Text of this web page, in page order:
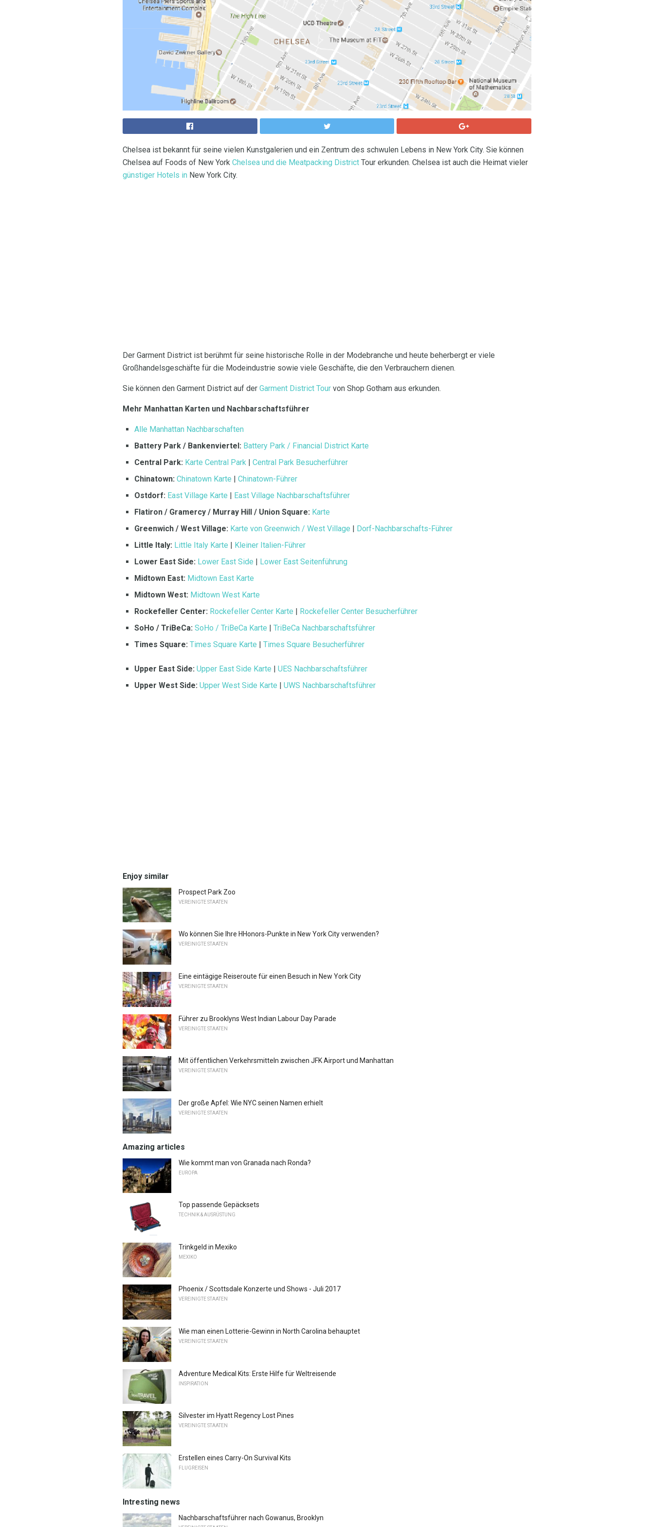
Chelsea ist bekannt für seine vielen Kunstgalerien und ein Zentrum des schwulen Lebens in New York City. Sie können
Chelsea auf Foods of New York Chelsea und die Meatpacking District Tour erkunden. Chelsea ist auch die Heimat vieler
günstiger Hotels in New York City.
Der Garment District ist berühmt für seine historische Rolle in der Modebranche und heute beherbergt er viele
Großhandelsgeschäfte für die Modeindustrie sowie viele Geschäfte, die den Verbrauchern dienen.
Sie können den Garment District auf der Garment District Tour von Shop Gotham aus erkunden.
Mehr Manhattan Karten und Nachbarschaftsführer
Alle Manhattan Nachbarschaften
Battery Park / Bankenviertel: Battery Park / Financial District Karte
Central Park: Karte Central Park
Central Park Besucherführer
Chinatown: Chinatown Karte
Chinatown-Führer
Ostdorf: East Village Karte
East Village Nachbarschaftsführer
Flatiron / Gramercy / Murray Hill / Union Square: Karte
Greenwich / West Village: Karte von Greenwich / West Village
Dorf-Nachbarschafts-Führer
Little Italy: Little Italy Karte
Kleiner Italien-Führer
Lower East Side: Lower East Side
Lower East Seitenführung
Midtown East: Midtown East Karte
Midtown West: Midtown West Karte
Rockefeller Center: Rockefeller Center Karte
Rockefeller Center Besucherführer
SoHo / TriBeCa: SoHo / TriBeCa Karte
TriBeCa Nachbarschaftsführer
Times Square: Times Square Karte Times Square Besucherführer
Upper East Side: Upper East Side Karte
UES Nachbarschaftsführer
Upper West Side: Upper West Side Karte UWS Nachbarschaftsführer
Enjoy similar
Prospect Park Zoo
VEREINIGTE STAATEN
Wo können Sie Ihre HHonors-Punkte in New York City verwenden?
VEREINIGTE STAATEN
Eine eintägige Reiseroute für einen Besuch in New York City
VEREINIGTE STAATEN
Führer zu Brooklyns West Indian Labour Day Parade
VEREINIGTE STAATEN
Mit öffentlichen Verkehrsmitteln zwischen JFK Airport und Manhattan
VEREINIGTE STAATEN
Der große Apfel: Wie NYC seinen Namen erhielt
VEREINIGTE STAATEN
Amazing articles
Wie kommt man von Granada nach Ronda?
EUROPA
Top passende Gepäcksets
TECHNIK & AUSRÜSTUNG
Trinkgeld in Mexiko
MEXIKO
Phoenix / Scottsdale Konzerte und Shows - Juli 2017
VEREINIGTE STAATEN
Wie man einen Lotterie-Gewinn in North Carolina behauptet
VEREINIGTE STAATEN
Adventure Medical Kits: Erste Hilfe für Weltreisende
INSPIRATION
Silvester im Hyatt Regency Lost Pines
VEREINIGTE STAATEN
Erstellen eines Carry-On Survival Kits
FLUGREISEN
Intresting news
Nachbarschaftsführer nach Gowanus, Brooklyn